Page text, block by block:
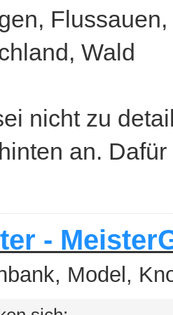
Wald
nicht zu
an.
-
Model,